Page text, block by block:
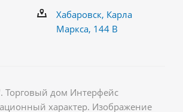
Хабаровск, Карла
Маркса, 144 В
дом Интерфейс
характер. Изображение